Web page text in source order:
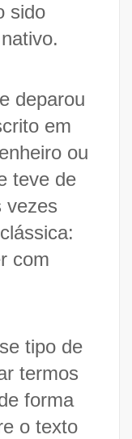
sido
deparou
em
ou
teve de
vezes
com
tipo de
termos
forma
o texto